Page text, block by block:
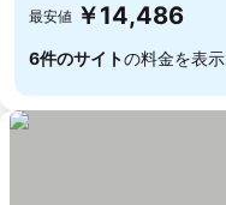
最安値 ￥14,486
6件のサイトの料金を表示